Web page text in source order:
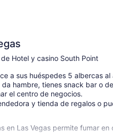
Hotel y casino South Point
a sus huéspedes 5 albercas
hambre, tienes snack bar o
el centro de negocios.
y tienda de regalos o
en Las Vegas permite fumar en